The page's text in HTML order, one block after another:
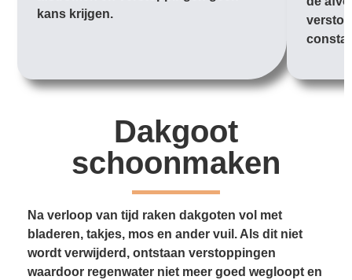
kans krijgen.
Dakgoot
schoonmaken
Na verloop van tijd raken dakgoten vol met
bladeren, takjes, mos en ander vuil. Als dit niet
wordt verwijderd, ontstaan verstoppingen
waardoor regenwater niet meer goed wegloopt en